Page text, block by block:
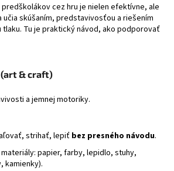
cez hru je nielen efektívne, ale
učia skúšaním, predstavivosťou a riešením
Tu je praktický návod, ako podporovať
(art & craft)
a jemnej motoriky.
strihať, lepiť bez presného návodu.
papier, farby, lepidlo, stuhy,
kamienky).